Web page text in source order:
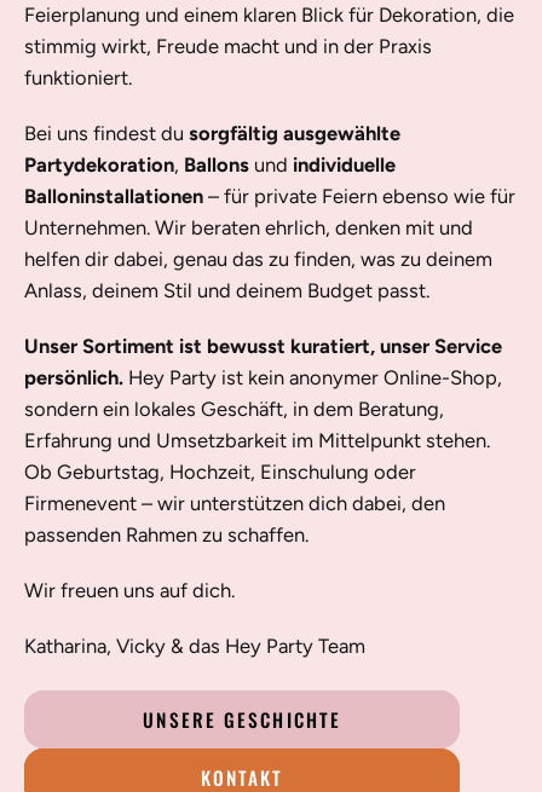
Feierplanung und einem klaren Blick für Dekoration, die
stimmig wirkt, Freude macht und in der Praxis
funktioniert.
Bei uns findest du sorgfältig ausgewählte
Partydekoration, Ballons und individuelle
Balloninstallationen – für private Feiern ebenso wie für
Unternehmen. Wir beraten ehrlich, denken mit und
helfen dir dabei, genau das zu finden, was zu deinem
Anlass, deinem Stil und deinem Budget passt.
Unser Sortiment ist bewusst kuratiert, unser Service
persönlich. Hey Party ist kein anonymer Online-Shop,
sondern ein lokales Geschäft, in dem Beratung,
Erfahrung und Umsetzbarkeit im Mittelpunkt stehen.
Ob Geburtstag, Hochzeit, Einschulung oder
Firmenevent – wir unterstützen dich dabei, den
passenden Rahmen zu schaffen.
Wir freuen uns auf dich.
Katharina, Vicky & das Hey Party Team
UNSERE GESCHICHTE
KONTAKT